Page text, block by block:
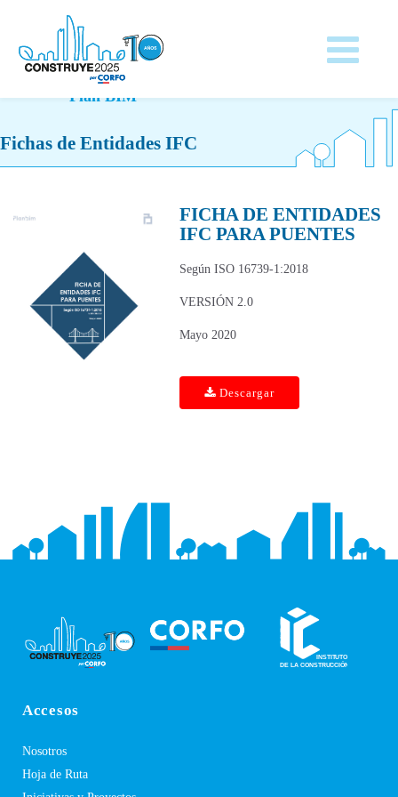
Plan BIM
Fichas de Entidades IFC
FICHA DE ENTIDADES
IFC PARA PUENTES
Según ISO 16739-1:2018
VERSIÓN 2.0
Mayo 2020
Descargar
Accesos
Nosotros
Hoja de Ruta